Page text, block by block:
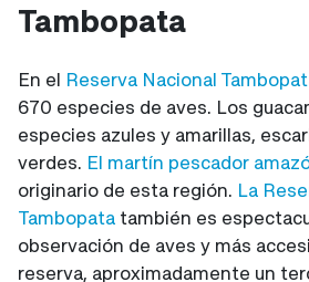
Tambopata
En el Reserva Nacional
670 especies de aves. Los
especies azules y amarillas,
verdes. El martín pescador
originario de esta región. La
Tambopata también es
observación de aves y más
reserva, aproximadamente un